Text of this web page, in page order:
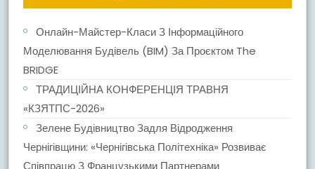
Онлайн-Майстер-Класи З Інформаційного
Моделювання Будівель (BIM) За Проєктом The
BRIDGE
ТРАДИЦІЙНА КОНФЕРЕНЦІЯ ТРАВНЯ
«КЗЯТПС-2026»
Зелене Будівництво Задля Відродження
Чернігівщини: «Чернігівська Політехніка» Розвиває
Співпрацю З Французькими Партнерами